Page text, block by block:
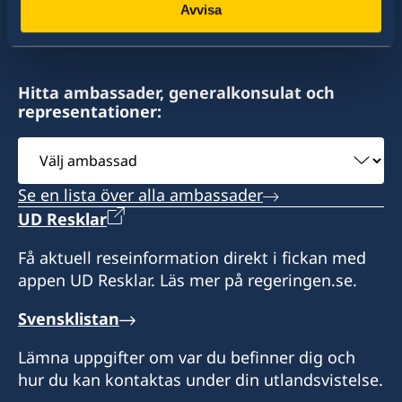
Avvisa
av drygt 100 utlandsmyndigheter.
Hitta ambassader, generalkonsulat och
representationer:
Välj
ambassad
Se en lista över alla ambassader
UD Resklar
Få aktuell reseinformation direkt i fickan med
appen UD Resklar. Läs mer på regeringen.se.
Svensklistan
Lämna uppgifter om var du befinner dig och
hur du kan kontaktas under din utlandsvistelse.